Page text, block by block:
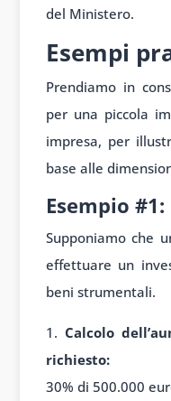
del Ministero.
Esempi
Prendiamo in
per una piccola
impresa, per
base alle
Esempio
Supponiamo che
effettuare un
beni strumentali.
Calcolo
richiesto:
30% di 500.000